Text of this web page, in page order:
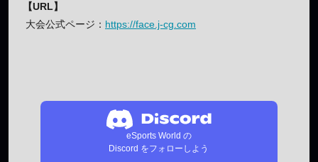
【URL】
大会公式ページ： https://face.j-cg.com
eSports World の
Discord をフォローしよう